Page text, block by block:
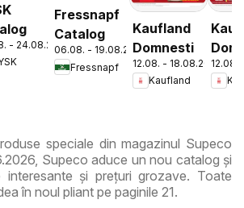
- 24.08.2026
Fressnapf
Catalog
06.08. - 19.08.2026
Fressnapf
Kaufland
Domnesti
12.08. - 18.08.2026
Kaufland
12.08.
speciale din magazinul Supeco
Supeco aduce un nou catalog și
și prețuri grozave. Toate
în noul pliant pe paginile 21.